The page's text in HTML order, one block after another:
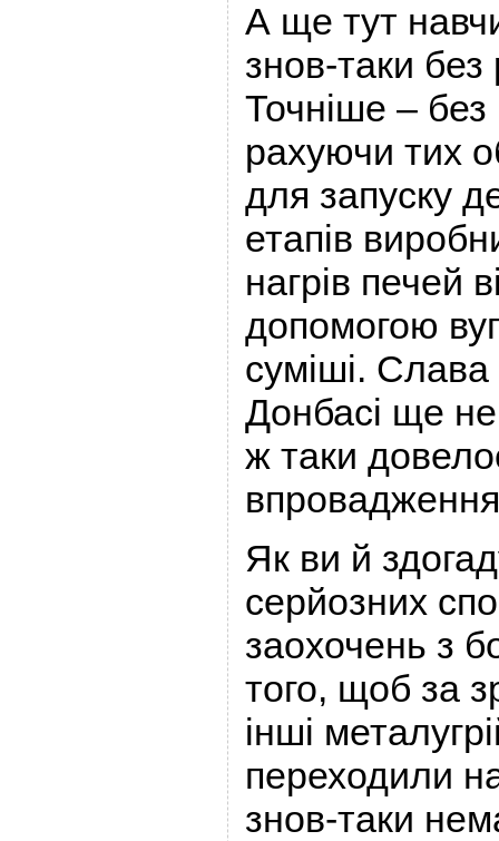
А ще тут
знов-таки без
Точніше – без
рахуючи тих
для запуску
етапів
нагрів печей
допомогою
суміші. Слава
Донбасі ще
ж таки
впровадження
Як ви й
серйозних
заохочень з
того, щоб за
інші
переходили на
знов-таки